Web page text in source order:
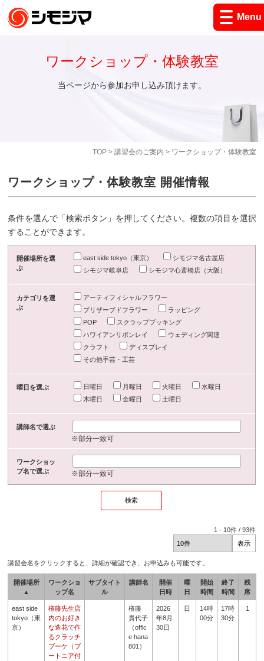
Menu
TOP> 講習会のご案内 > ワークショップ・体験教室
ワークショップ・体験教室
当ページから参加お申し込み頂けます。
ワークショップ・体験教室 開催情報
条件を選んで「検索ボタン」を押してください。複数の項目を選択
することができます。
開催場所を選
ぶ
east side tokyo（東京）
シモジマ名古屋店
シモジマ岐阜店
シモジマ心斎橋店（大阪）
カテゴリを選
ぶ
アーティフィシャルフラワー
プリザーブドフラワー
ラッピング
POP
スクラップブッキング
ハワイアンリボンレイ
ウェディング関連
クラフト
ディスプレイ
その他手芸・工芸
曜日を選ぶ 日曜日 月曜日 火曜日
水曜日
木曜日
金曜日 土曜日
講師名で選ぶ
※部分一致可
ワークショッ
プ名で選ぶ
※部分一致可
1 - 10件 /93件
講習会名をクリックすると、詳細が確認でき、お申込みも可能です。
開催場所
▲
ワークショ
ップ名
サブタイト
ル
講師名
開催
日時
曜
日
開始
時間
終了
時間
残
席
east side
tokyo（東
京）
権藤先生店
内のお好き
な造花で作
るクラッチ
ブーケ（ブ
ートニア付
権藤
貴代子
（offic
e hana
801）
2026
年8月
30日
日
14時
00分
17時
30分
1